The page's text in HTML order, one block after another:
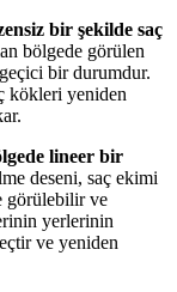
bir şekilde saç
bölgede görülen
bir durumdur.
kökleri yeniden
lineer bir
deseni, saç ekimi
görülebilir ve
yerlerinin
ve yeniden